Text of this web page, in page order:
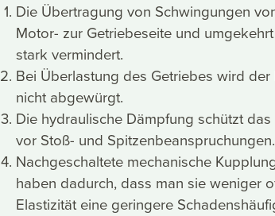
Die Übertragung von Schwingungen
Motor- zur Getriebeseite und
stark vermindert.
Bei Überlastung des Getriebes wird
nicht abgewürgt.
Die hydraulische Dämpfung schützt
vor Stoß- und Spitzenbeanspruchungen.
Nachgeschaltete mechanische
haben dadurch, dass man sie weniger
Elastizität eine geringere